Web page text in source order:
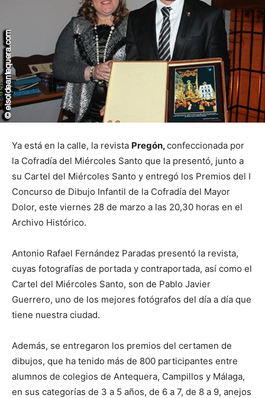
Ya está en la calle, la revista Pregón,confeccionada por
la Cofradía del Miércoles Santo que la presentó, junto a
su Cartel del Miércoles Santo y entregó los Premios del I
Concurso de Dibujo Infantil de la Cofradía del Mayor
Dolor, este viernes 28 de marzo a las 20,30 horas en el
Archivo Histórico.
Antonio Rafael Fernández Paradas presentó la revista,
cuyas fotografías de portada y contraportada, así como el
Cartel del Miércoles Santo, son de Pablo Javier
Guerrero, uno de los mejores fotógrafos del día a día que
tiene nuestra ciudad.
Además, se entregaron los premios del certamen de
dibujos, que ha tenido más de 800 participantes entre
alumnos de colegios de Antequera, Campillos y Málaga,
en sus categorías de 3 a 5 años, de 6 a 7, de 8 a 9, anejos